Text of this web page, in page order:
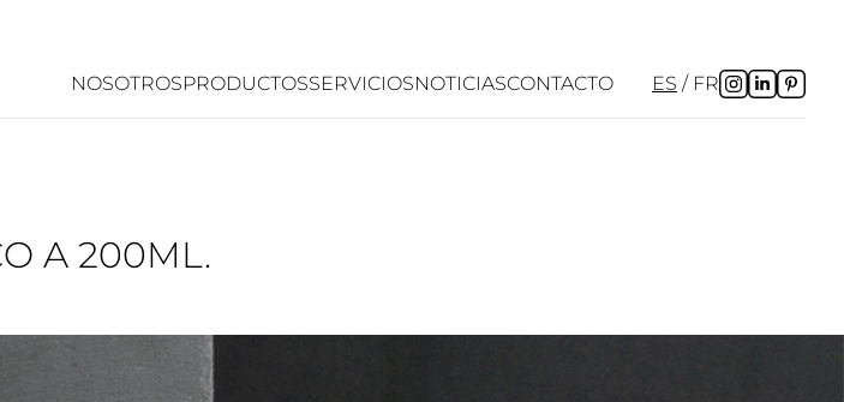
NOSOTROSPRODUCTOSSERVICIOSNOTICIASCONTACTO ES FR
A 200ML.